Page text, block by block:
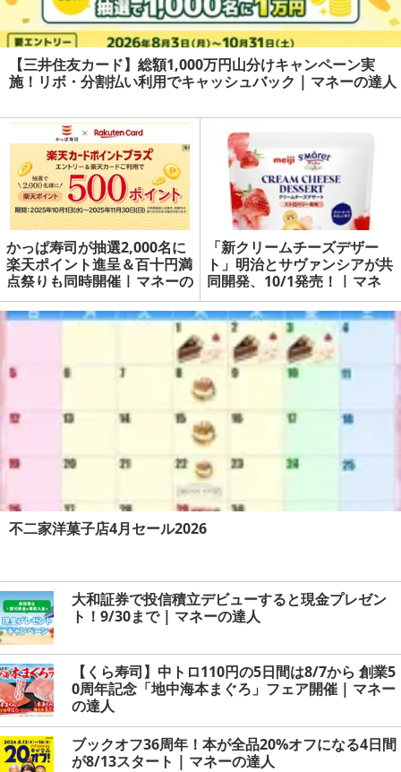
【三井住友カード】総額1,000万円山分けキャンペーン実
施！リボ・分割払い利用でキャッシュバック | マネーの達人
かっぱ寿司が抽選2,000名に
楽天ポイント進呈＆百十円満
点祭りも同時開催 | マネーの
達人
「新クリームチーズデザー
ト」明治とサヴァンシアが共
同開発、10/1発売！ | マネ
ーの達人
不二家洋菓子店4月セール2026
大和証券で投信積立デビューすると現金プレゼン
ト！9/30まで | マネーの達人
【くら寿司】中トロ110円の5日間は8/7から 創業5
0周年記念「地中海本まぐろ」フェア開催 | マネー
の達人
ブックオフ36周年！本が全品20%オフになる4日間
が8/13スタート | マネーの達人